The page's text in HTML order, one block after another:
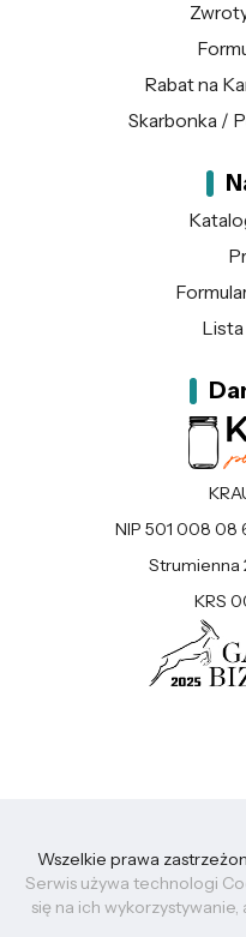
Rabat na
Skarbonka /
NIP 501 008 08
Strumienna
KRS
Wszelkie prawa
Serwis używa technologi
się na ich